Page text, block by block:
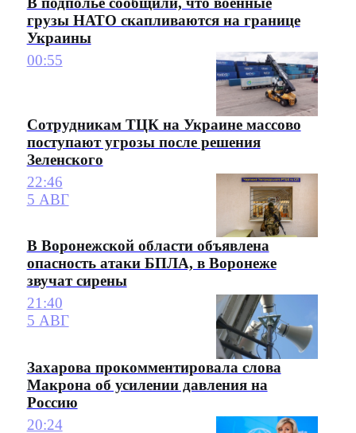
грузы НАТО скапливаются на границе
Украины
00:55
Сотрудникам ТЦК на Украине массово
поступают угрозы после решения
Зеленского
22:46
5 АВГ
В Воронежской области объявлена
опасность атаки БПЛА, в Воронеже
звучат сирены
21:40
5 АВГ
Захарова прокомментировала слова
Макрона об усилении давления на
Россию
20:24